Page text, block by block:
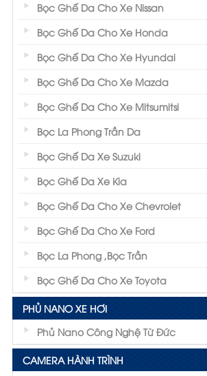
Bọc Ghế Da Cho Xe Nissan
Bọc Ghế Da Cho Xe Honda
Bọc Ghế Da Cho Xe Hyundai
Bọc Ghế Da Cho Xe Mazda
Bọc Ghế Da Cho Xe Mitsumitsi
Bọc La Phong Trần Da
Bọc Ghế Da Xe Suzuki
Bọc Ghế Da Xe Kia
Bọc Ghế Da Cho Xe Chevrolet
Bọc Ghế Da Cho Xe Ford
Bọc La Phong ,Bọc Trần
Bọc Ghế Da Cho Xe Toyota
PHỦ NANO XE HƠI
Phủ Nano Công Nghệ Từ Đức
CAMERA HÀNH TRÌNH